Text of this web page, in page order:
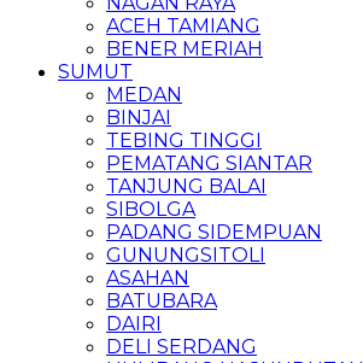
ACEH TAMIANG
BENER MERIAH
SUMUT
MEDAN
BINJAI
TEBING TINGGI
PEMATANG SIANTAR
TANJUNG BALAI
SIBOLGA
PADANG SIDEMPUAN
GUNUNGSITOLI
ASAHAN
BATUBARA
DAIRI
DELI SERDANG